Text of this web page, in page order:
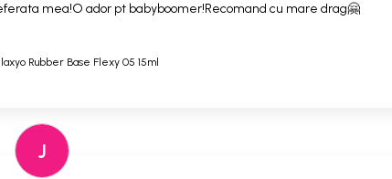
mea!O ador pt babyboomer!Recomand cu mare drag🤗
Rubber Base Flexy 05 15ml
J